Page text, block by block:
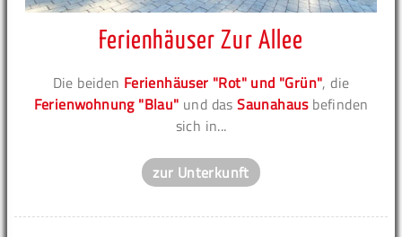
Ferienhäuser Zur Allee
Die beiden Ferienhäuser "Rot" und "Grün", die
Ferienwohnung "Blau" und dasSaunahausbefinden
sich in...
zur Unterkunft